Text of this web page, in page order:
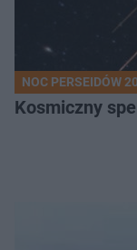
NOC PERSEIDÓW
Kosmiczny